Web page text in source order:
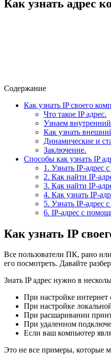
Как узнать адрес
Содержание
Как узнать IP своего
Что такое IP адрес.
Узнаем
Как узнать
Динамические и
Заключение.
Способы как узнать IP
1. Узнать IP-адрес
2. Как найти IP-
3. Как найти IP-
4. Как узнать IP-
5. Узнать IP-адрес
6. IP-адрес с
Как узнать IP
Все пользователи ПК, рано
его посмотреть. Давайте
Знать IP адрес нужно в
При настройке интернет
При настройке
При расшаривании
При удаленном
Если ваш компьютер
Это не все примеры, которые